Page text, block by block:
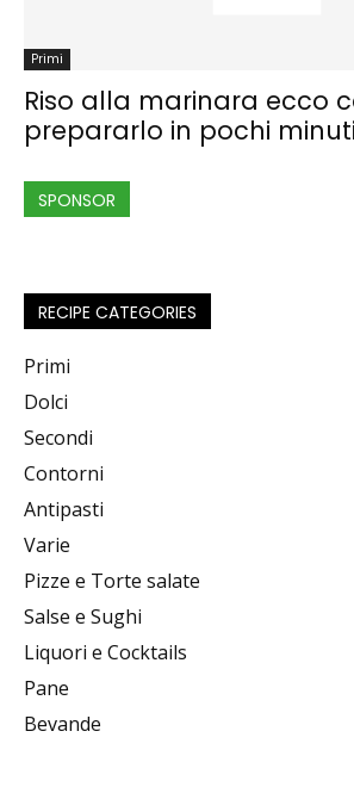
Primi
Riso alla marinara ecco
prepararlo in pochi minuti
SPONSOR
RECIPE CATEGORIES
Primi
Dolci
Secondi
Contorni
Antipasti
Varie
Pizze e Torte salate
Salse e Sughi
Liquori e Cocktails
Pane
Bevande